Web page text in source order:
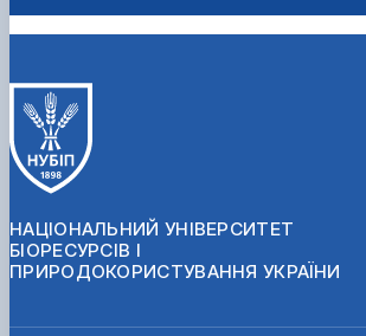
НАЦІОНАЛЬНИЙ УНІВЕРСИТЕТ
БІОРЕСУРСІВ І
ПРИРОДОКОРИСТУВАННЯ УКРАЇНИ